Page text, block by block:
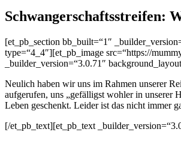
Schwangerschaftsstreifen:
[et_pb_section bb_built=“1″
type=“4_4″][et_pb_image src=“https://
_builder_version=“3.0.71″
Neulich haben wir uns im Rahmen unserer
aufgerufen, uns „gefälligst wohler in unserer
Leben geschenkt. Leider ist das nicht immer
[/et_pb_text][et_pb_text